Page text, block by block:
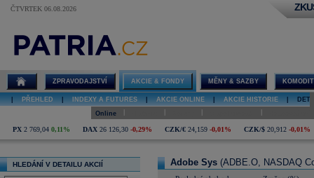
ČTVRTEK 06.08.2026
Adobe Sys
ZPRAVODAJSTVÍ AKCIE & FONDY MĚNY & SAZBY
PŘEHLED INDEXY A FUTURES AKCIE ONLINE AKCIE HISTORIE
Online
PX 2 769,04 0,11% DAX 26 126,30 -0,29% CZK/€ 24,159 -0,01% CZK/$ 20,912 -0,01%
HLEDÁNÍ V DETAILU AKCIÍ Adobe Sys (ADBE.O, NASDAQ